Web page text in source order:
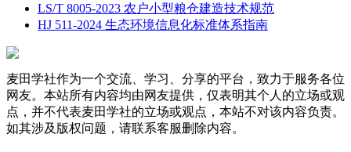
LS/T 8005-2023 农户小型粮仓建造技术规范
HJ 511-2024 生态环境信息化标准体系指南
麦田学社作为一个交流、学习、分享的平台，致力于服务各位
网友。本站所有内容均由网友提供，仅表明其个人的立场或观
点，并不代表麦田学社的立场或观点，本站不对该内容负责。
如其涉及版权问题，请联系客服删除内容。